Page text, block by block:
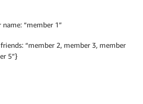
“member 1”
“member 2, member 3, member
5”}